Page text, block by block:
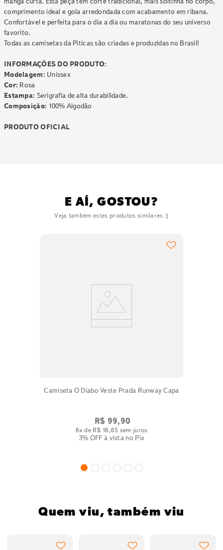
comprimento ideal e gola arredondada com acabamento em ribana.
Confortável e perfeita para o dia a dia ou maratonas do seu universo
favorito.
Todas as camisetas da Piticas são criadas e produzidas no Brasil!
INFORMAÇÕES DO PRODUTO:
Modelagem: Unissex
Cor: Rosa
Estampa: Serigrafia de alta durabilidade.
Composição: 100% Algodão
PRODUTO OFICIAL
E AÍ, GOSTOU?
Veja também estes produtos similares :)
Camiseta O Diabo Veste Prada Runway Capa
R$ 99,90
6x de R$ 16 ,65 sem juros
3% OFF à vista no Pix
Quem viu, também viu